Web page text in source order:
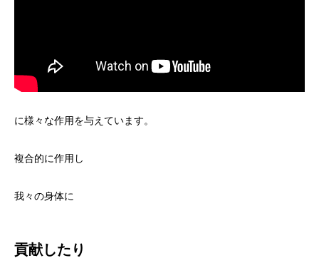
に様々な作用を与えています。
複合的に作用し
我々の身体に
貢献したり